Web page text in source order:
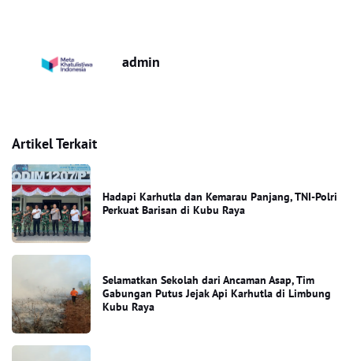
admin
Artikel Terkait
Hadapi Karhutla dan Kemarau Panjang, TNI-Polri
Perkuat Barisan di Kubu Raya
Selamatkan Sekolah dari Ancaman Asap, Tim
Gabungan Putus Jejak Api Karhutla di Limbung
Kubu Raya